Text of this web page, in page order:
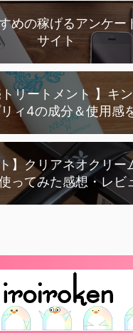
めの稼げるアンケー
サイト
トリートメント 】キ
ィ4の成分＆使用感
】クリアネオクリー
ってみた感想・レビ